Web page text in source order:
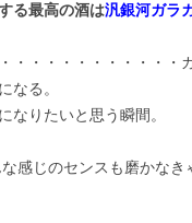
る最高の酒は汎銀河ガラ
・・・・・・・・・・・
なる。
なりたいと思う瞬間。
感じのセンスも磨かなき